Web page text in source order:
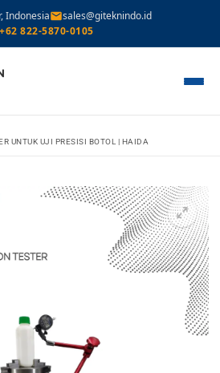
Indonesia
sales@giteknindo.id
+62 822-5870-0105
UNTUK UJI PRESISI BOTOL | HAIDA
🔍